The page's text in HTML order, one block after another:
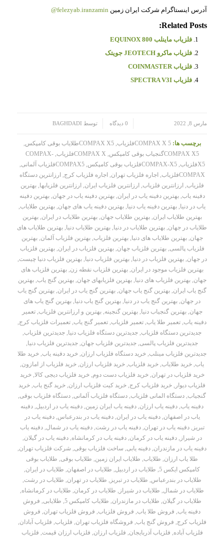
آدرس اینستاگرام شرکت ایران زمین felezyab.iranzamin@
Related Posts:
فلزیاب ماینلب EQUINOX 800
فلزیاب ماکرو JEOTECH جویتک
فلزیاب COINMASTER
فلزیاب SPECTRA V3I
مارس 8, 2022 0 دیدگاه توسط BAGHDADI
برچسب ها: COMPAX X 5فلزیاب ,COMPAX X5طلایاب بوقی کامپکس
,
COMPAX X5گنجیاب بوقی کامپکس
, COMPAX Xفلزیاب ,
COMPAX-
X5فلزیاب
,COMPAX-X5فلزیاب بوقی کامپکس ,COMPAX5فلزیاب آلمانی
,
COMPAXفلزیاب
, اجاره فلزیاب تهران, اجاره فلزیاب کرج,
ارزانترین دستگاه
فلزیاب, ارزانترین فلزیاب, ارزانترین فلزیاب ایران, ارزانترین فلزیابها,بهترین
دفینه یاب,بهترین دفینه یاب در ایران,بهترین دفینه یاب در جهان,بهترین دفینه
یاب در دنیا, بهترین دفینه یاب دنیا, بهترین دفینه یاب های جهان, بهترین طلایاب,
بهترین طلایاب ایران,بهترین طلایاب جهان,بهترین طلایاب در ایران,بهترین
طلایاب در جهان, بهترین طلایاب در دنیا, بهترین طلایاب دنیا, بهترین طلایاب های
جهان,بهترین طلایاب های دنیا,بهترین فلزیاب,بهترین فلزیاب آلمان,بهترین
فلزیاب پالسی,بهترین فلزیاب جهان,بهترین فلزیاب در ایران,بهترین فلزیاب
در جهان,بهترین فلزیاب در دنیا,بهترین فلزیاب دنیا,بهترین فلزیاب دنیا چیست,
بهترین فلزیاب موجود در ایران,بهترین فلزیاب نقطه زن,بهترین فلزیاب های
جهان,بهترین فلزیاب های دنیا,بهترین فلزیابهای جهان,بهترین گنج یاب,بهترین
گنج یاب ایران, بهترین گنج یاب جهان, بهترین گنج یاب در ایران, بهترین گنج یاب
در جهان, بهترین گنج یاب در دنیا, بهترین گنج یاب دنیا, بهترین گنج یاب های
جهان,بهترین گنجیاب دنیا,بهترین گنجینه,بهترین و ارزانترین فلزیاب,تعمیر
دفینه یاب, تعمیر طلا یاب, تعمیر فلزیاب, تعمیر گنج یاب, تعمیرات فلزیاب کرج,
جدیدترین دستگاه فلزیاب, جدیدترین دستگاه فلزیاب دنیا, جدیدترین فلزیاب,
جدیدترین فلزیاب پالسی, جدیدترین فلزیاب جهان, جدیدترین فلزیاب دنیا,
جدیدترین فلزیاب مینلب, خرید دستگاه فلزیاب ارزان, خرید دفینه یاب, خرید طلا
یاب, خرید طلایاب, خرید فلزیاب, خرید فلزیاب ارزان, خرید فلزیاب از امازون,
خرید فلزیاب در تهران,خرید فلزیاب دست دوم,خرید فلزیاب دیجی کالا,خرید
فلزیاب دیوار , خرید فلزیاب کرج, خرید کیت فلزیاب ارزان, خرید گنج یاب, خرید
گنجیاب, دستگاه المانی فلزیاب, دستگاه فلزیاب آلمانی, دستگاه فلزیاب بوقی,
دفینه یاب, دفینه یاب ارزان, دفینه یاب ایران زمین, دفینه یاب در اردبیل, دفینه
یاب در اصفهان,دفینه یاب در ایران,دفینه یاب در بندرعباس,دفینه یاب در
تبریز ,دفینه یاب در تهران,دفینه یاب در رشت,دفینه یاب در شمال,دفینه یاب
در شیراز ,دفینه یاب در کرمان,دفینه یاب در کرمانشاه,دفینه یاب در گیلان,
دفینه یاب در مازندران, دفینه یابی, ساخت فلزیاب بوقی, شرکت فلزیاب تهران,
طلا یاب ارزان, طلایاب, طلایاب ایران زمین, طلایاب بوقی, طلایاب بوقی
کامپکس ایکس 5
, طلایاب در اردبیل, طلایاب در اصفهان, طلایاب در ایران,
طلایاب در بندرعباس, طلایاب در تبریز , طلایاب در تهران, طلایاب در رشت,
طلایاب در شمال, طلایاب در شیراز , طلایاب در کرمان, طلایاب در کرمانشاه,
طلایاب در گیلان, طلایاب در مازندران, طلایاب کامپکس 5 , طلایابی, فروش
دفینه یاب, فروش طلا یاب, فروش فلزیاب, فروش فلزیاب تهران, فروش
فلزیاب کرج, فروش گنج یاب, فروشگاه فلزیاب تهران, فلزیاب, فلزیاب آبادان,
فلزیاب آباده, فلزیاب آذربایجان, فلزیاب ارزان, فلزیاب ارزان قیمت, فلزیاب